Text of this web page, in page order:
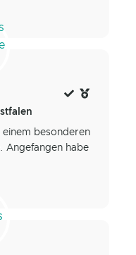
besonderen
Angefangen habe